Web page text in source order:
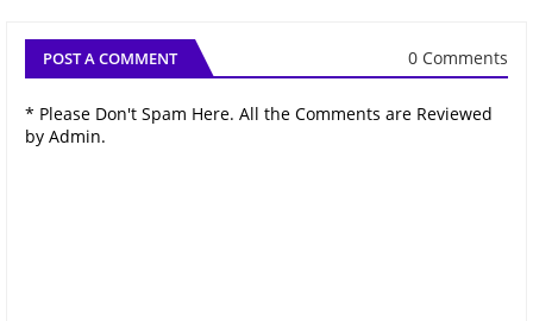
POST A COMMENT 0 Comments
* Please Don't Spam Here. All the Comments are Reviewed
by Admin.